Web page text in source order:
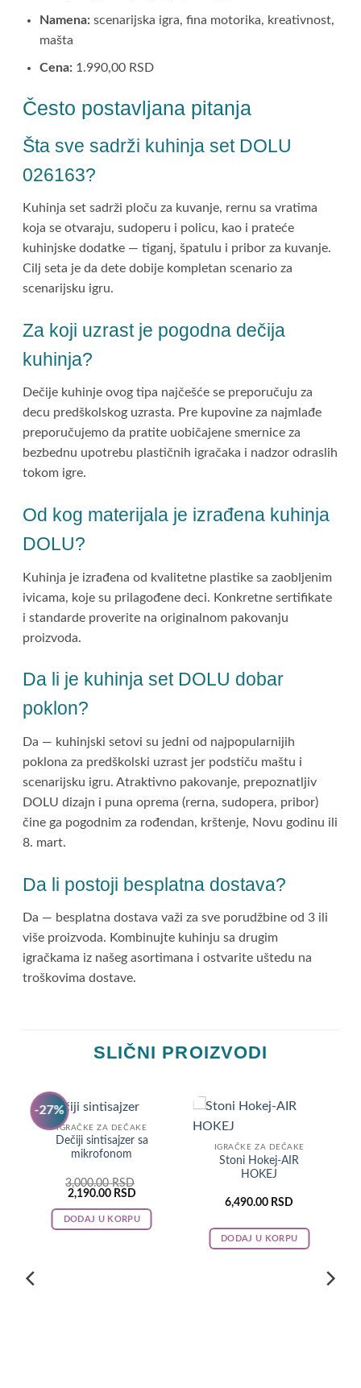
Namena: scenarijska igra, fina motorika, kreativnost,
mašta
Cena: 1.990,00 RSD
Često postavljana pitanja
Šta sve sadrži kuhinja set DOLU
026163?
Kuhinja set sadrži ploču za kuvanje, rernu sa vratima
koja se otvaraju, sudoperu i policu, kao i prateće
kuhinjske dodatke — tiganj, špatulu i pribor za kuvanje.
Cilj seta je da dete dobije kompletan scenario za
scenarijsku igru.
Za koji uzrast je pogodna dečija
kuhinja?
Dečije kuhinje ovog tipa najčešće se preporučuju za
decu predškolskog uzrasta. Pre kupovine za najmlađe
preporučujemo da pratite uobičajene smernice za
bezbednu upotrebu plastičnih igračaka i nadzor odraslih
tokom igre.
Od kog materijala je izrađena kuhinja
DOLU?
Kuhinja je izrađena od kvalitetne plastike sa zaobljenim
ivicama, koje su prilagođene deci. Konkretne sertifikate
i standarde proverite na originalnom pakovanju
proizvoda.
Da li je kuhinja set DOLU dobar
poklon?
Da — kuhinjski setovi su jedni od najpopularnijih
poklona za predškolski uzrast jer podstiču maštu i
scenarijsku igru. Atraktivno pakovanje, prepoznatljiv
DOLU dizajn i puna oprema (rerna, sudopera, pribor)
čine ga pogodnim za rođendan, krštenje, Novu godinu ili
8. mart.
Da li postoji besplatna dostava?
Da — besplatna dostava važi za sve porudžbine od 3 ili
više proizvoda. Kombinujte kuhinju sa drugim
igračkama iz našeg asortimana i ostvarite uštedu na
troškovima dostave.
SLIČNI PROIZVODI
-27%
IGRAČKE ZA DEČAKE
Dečiji sintisajzer sa
mikrofonom
3,000.00RSD
Original
was:
3,000.00 RSD.
2,190.00 RSDCurrent
is:
2,190.00 RSD.
DODAJ U KORPU
IGRAČKE ZA DEČAKE
Stoni Hokej-AIR
HOKEJ
6,490.00 RSD
DODAJ U KORPU